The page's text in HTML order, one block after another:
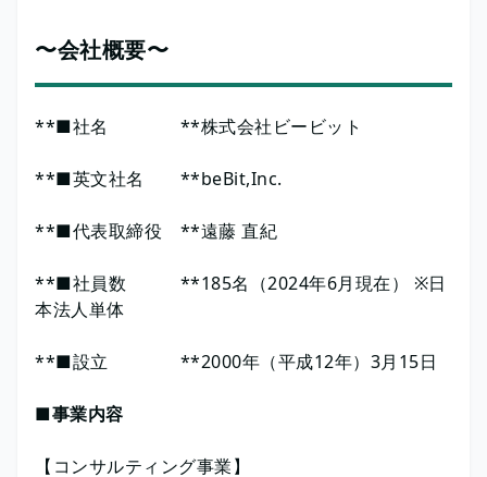
〜会社概要〜
**■社名 **株式会社ビービット
**■英文社名 **beBit,Inc.
**■代表取締役 **遠藤 直紀
**■社員数 **185名（2024年6月現在） ※日
本法人単体
**■設立 **2000年（平成12年）3月15日
■事業内容
【コンサルティング事業】